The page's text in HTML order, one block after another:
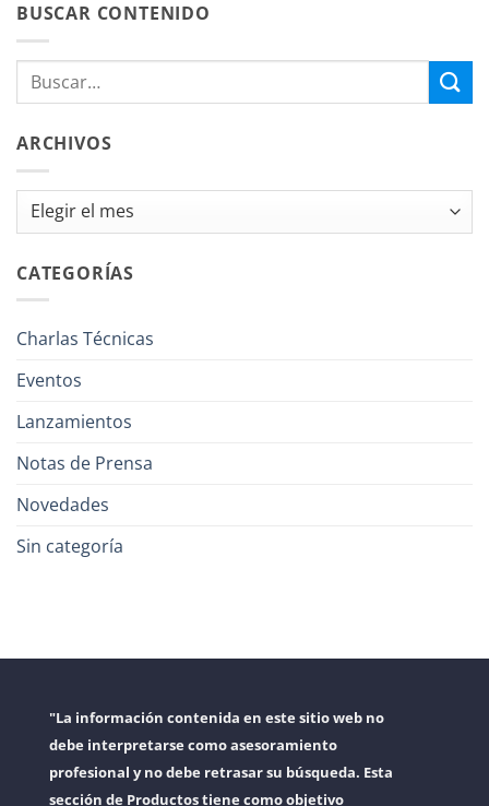
BUSCAR CONTENIDO
ARCHIVOS
Archivos
CATEGORÍAS
Charlas Técnicas
Eventos
Lanzamientos
Notas de Prensa
Novedades
Sin categoría
"La información contenida en este sitio web no
debe interpretarse como asesoramiento
profesional y no debe retrasar su búsqueda. Esta
sección de Productos tiene como objetivo